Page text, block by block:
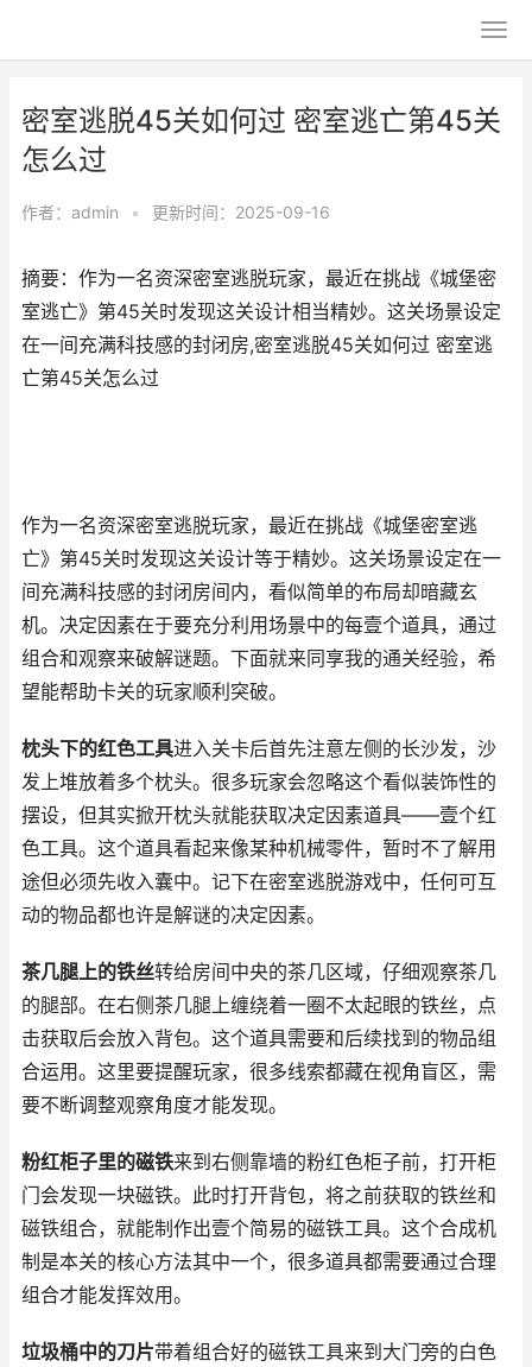
密室逃脱45关如何过 密室逃亡第45关
怎么过
作者： admin • 更新时间：2025-09-16
摘要：作为一名资深密室逃脱玩家，最近在挑战《城堡密
室逃亡》第45关时发现这关设计相当精妙。这关场景设定
在一间充满科技感的封闭房,密室逃脱45关如何过 密室逃
亡第45关怎么过
作为一名资深密室逃脱玩家，最近在挑战《城堡密室逃
亡》第45关时发现这关设计等于精妙。这关场景设定在一
间充满科技感的封闭房间内，看似简单的布局却暗藏玄
机。决定因素在于要充分利用场景中的每壹个道具，通过
组合和观察来破解谜题。下面就来同享我的通关经验，希
望能帮助卡关的玩家顺利突破。
枕头下的红色工具进入关卡后首先注意左侧的长沙发，沙
发上堆放着多个枕头。很多玩家会忽略这个看似装饰性的
摆设，但其实掀开枕头就能获取决定因素道具——壹个红
色工具。这个道具看起来像某种机械零件，暂时不了解用
途但必须先收入囊中。记下在密室逃脱游戏中，任何可互
动的物品都也许是解谜的决定因素。
茶几腿上的铁丝转给房间中央的茶几区域，仔细观察茶几
的腿部。在右侧茶几腿上缠绕着一圈不太起眼的铁丝，点
击获取后会放入背包。这个道具需要和后续找到的物品组
合运用。这里要提醒玩家，很多线索都藏在视角盲区，需
要不断调整观察角度才能发现。
粉红柜子里的磁铁来到右侧靠墙的粉红色柜子前，打开柜
门会发现一块磁铁。此时打开背包，将之前获取的铁丝和
磁铁组合，就能制作出壹个简易的磁铁工具。这个合成机
制是本关的核心方法其中一个，很多道具都需要通过合理
组合才能发挥效用。
垃圾桶中的刀片带着组合好的磁铁工具来到大门旁的白色